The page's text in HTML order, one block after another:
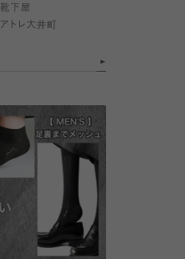
靴下屋
アトレ大井町